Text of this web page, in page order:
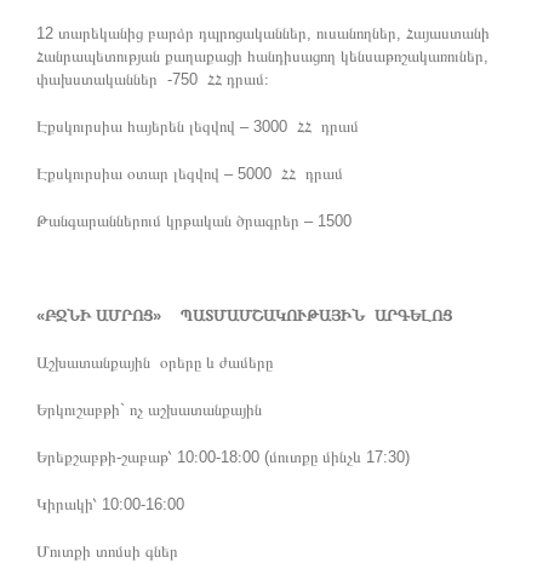
12 տարեկանից բարձր դպրոցականներ, ուսանողներ, Հայաստանի
Հանրապետության քաղաքացի հանդիսացող կենսաթոշակառուներ,
փախստականներ -750 ՀՀ դրամ։
Էքսկուրսիա հայերեն լեզվով – 3000 ՀՀ դրամ
Էքսկուրսիա օտար լեզվով – 5000 ՀՀ դրամ
Թանգարաններում կրթական ծրագրեր – 1500
«ԲՋՆԻ ԱՄՐՈՑ» ՊԱՏՄԱՄՇԱԿՈՒԹԱՅԻՆ ԱՐԳԵԼՈՑ
Աշխատանքային օրերը և ժամերը
Երկուշաբթի` ոչ աշխատանքային
Երեքշաբթի-շաբաթ՝ 10։00-18։00 (մուտքը մինչև 17:30)
Կիրակի՝ 10:00-16:00
Մուտքի տոմսի գներ